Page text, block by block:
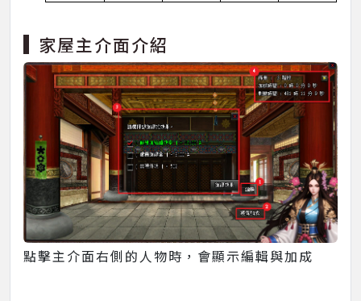
家屋主介面介紹
點擊主介面右側的人物時，會顯示編輯與加成